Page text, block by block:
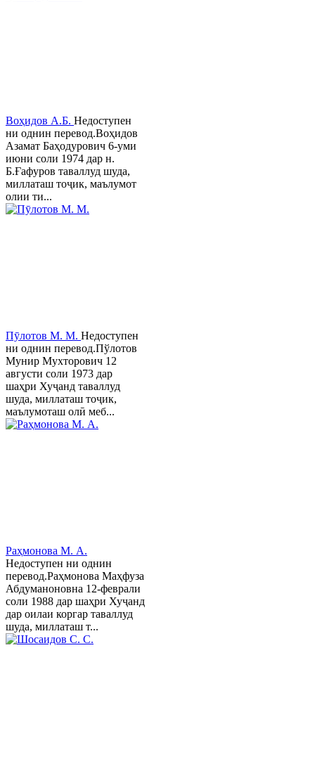
Воҳидов А.Б. Недоступен
ни однин перевод.Воҳидов
Азамат Баҳодурович 6-уми
июни соли 1974 дар н.
Б.Ғафуров таваллуд шуда,
миллаташ тоҷик, маълумот
олии ти...
Пӯлотов М. М. Недоступен
ни однин перевод.Пўлотов
Мунир Мухторович 12
августи соли 1973 дар
шаҳри Хуҷанд таваллуд
шуда, миллаташ тоҷик,
маълумоташ олӣ меб...
Раҳмонова М. А.
Недоступен ни однин
перевод.Раҳмонова Маҳфуза
Абдуманоновна 12-феврали
соли 1988 дар шаҳри Хуҷанд
дар оилаи коргар таваллуд
шуда, миллаташ т...